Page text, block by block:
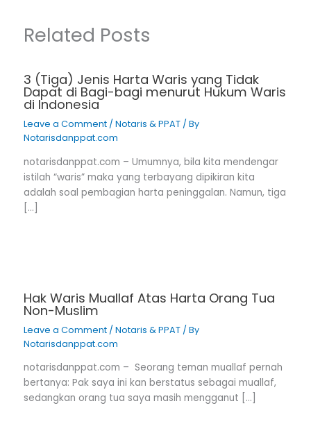
Related Posts
3 (Tiga) Jenis Harta Waris yang Tidak
Dapat di Bagi-bagi menurut Hukum Waris
di Indonesia
Leave a Comment /Notaris & PPAT / By
Notarisdanppat.com
notarisdanppat.com – Umumnya, bila kita mendengar
istilah “waris” maka yang terbayang dipikiran kita
adalah soal pembagian harta peninggalan. Namun, tiga
[…]
Hak Waris Muallaf Atas Harta Orang Tua
Non-Muslim
Leave a Comment /Notaris & PPAT / By
Notarisdanppat.com
notarisdanppat.com – Seorang teman muallaf pernah
bertanya: Pak saya ini kan berstatus sebagai muallaf,
sedangkan orang tua saya masih mengganut […]